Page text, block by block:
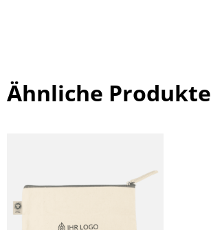
Ähnliche Produkte